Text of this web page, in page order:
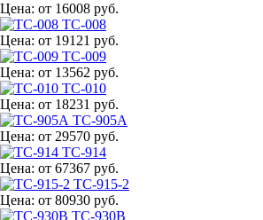
Цена: от 16008 руб.
TC-008
Цена: от 19121 руб.
TC-009
Цена: от 13562 руб.
TC-010
Цена: от 18231 руб.
TC-905A
Цена: от 29570 руб.
TC-914
Цена: от 67367 руб.
TC-915-2
Цена: от 80930 руб.
TC-930B